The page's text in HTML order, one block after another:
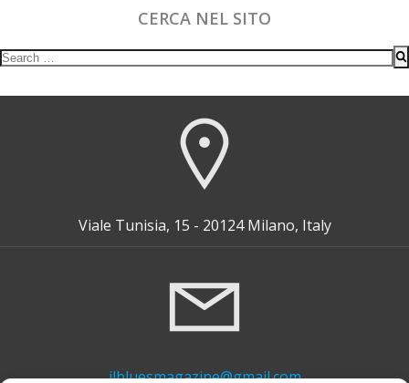
CERCA NEL SITO
Search
Viale Tunisia, 15 - 20124 Milano, Italy
ilbluesmagazine@gmail.com